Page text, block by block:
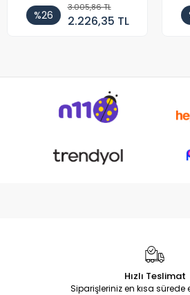
%26
3.005,86 TL
2.226,35 TL
Hızlı Teslimat
Siparişleriniz en kısa sürede